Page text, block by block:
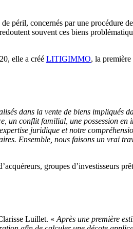
péril, concernés par une procédure
souvent ces biens
elle a créé LITIGIMMO, la
dans la vente de biens impliqués
un conflit familial, une possession
juridique et notre
Ensemble, nous faisons un vrai
groupes d’investisseurs
Luillet. « Après une première